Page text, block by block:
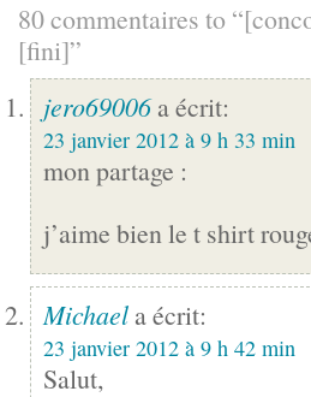
80 commentaires to
[fini]”
jero69006a écrit:
23 janvier 2012 à 9 h 33 min
mon partage :
j’aime bien le t shirt
Michael a écrit:
23 janvier 2012 à 9 h 42 min
Salut,